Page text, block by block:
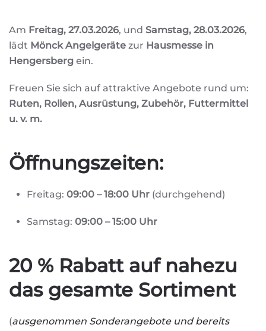
Am Freitag, 27.03.2026, und Samstag, 28.03.2026,
lädt Mönck Angelgeräte zur Hausmesse in
Hengersberg ein.
Freuen Sie sich auf attraktive Angebote rund um:
Ruten, Rollen, Ausrüstung, Zubehör, Futtermittel
u. v. m.
Öffnungszeiten:
Freitag: 09:00 – 18:00 Uhr (durchgehend)
Samstag: 09:00 – 15:00 Uhr
20 % Rabatt auf nahezu
das gesamte Sortiment
(ausgenommen Sonderangebote und bereits